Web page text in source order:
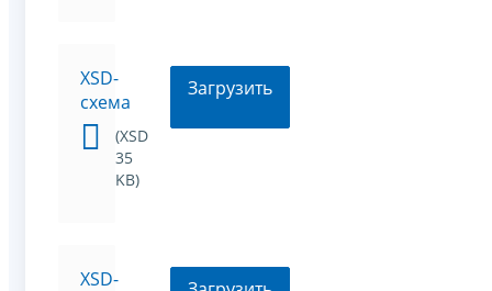
XSD-
схема
(XSD
35
KB)
Загрузить
XSD-